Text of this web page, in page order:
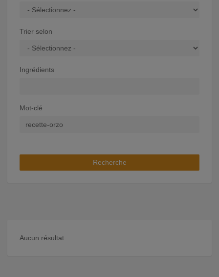
Trier selon
Ingrédients
Mot-clé
Recherche
Aucun résultat